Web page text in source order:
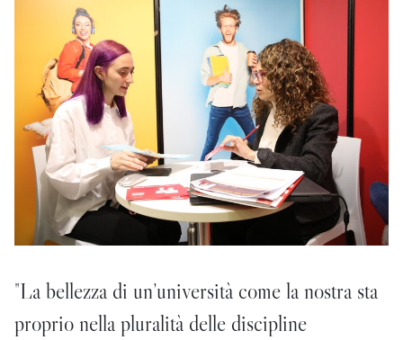
"La bellezza di un’università come la nostra sta
proprio nella pluralità delle discipline